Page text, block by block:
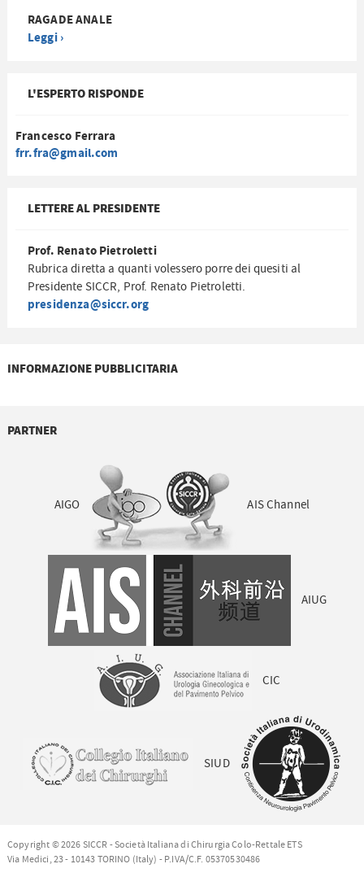
RAGADE ANALE
Leggi ›
L'ESPERTO RISPONDE
Francesco Ferrara
frr.fra@gmail.com
LETTERE AL PRESIDENTE
Prof. Renato Pietroletti
Rubrica diretta a quanti volessero porre dei quesiti al
Presidente SICCR, Prof. Renato Pietroletti.
presidenza@siccr.org
INFORMAZIONE PUBBLICITARIA
PARTNER
AIGO AIS Channel
AIUG
CIC
SIUD
Copyright © 2026 SICCR - Società Italiana di Chirurgia Colo-Rettale ETS
Via Medici, 23 - 10143 TORINO (Italy) - P.IVA/C.F. 05370530486